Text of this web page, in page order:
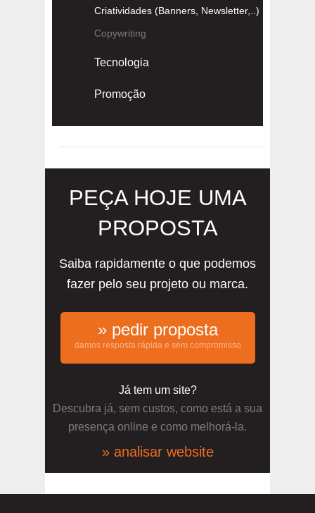
Criatividades (Banners, Newsletter,..)
Copywriting
Tecnologia
Promoção
PEÇA HOJE UMA
PROPOSTA
Saiba rapidamente o que podemos
fazer pelo seu projeto ou marca.
» pedir proposta
damos resposta rápida e sem compromisso
Já tem um site?
Descubra já, sem custos, como está a sua
presença online e como melhorá-la.
» analisar website